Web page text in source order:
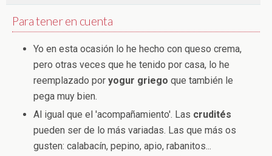
Para tener en cuenta
Yo en esta ocasión lo he hecho con queso crema,
pero otras veces que he tenido por casa, lo he
reemplazado por yogur griego que también le
pega muy bien.
Al igual que el 'acompañamiento'. Las crudités
pueden ser de lo más variadas. Las que más os
gusten: calabacín, pepino, apio, rabanitos...